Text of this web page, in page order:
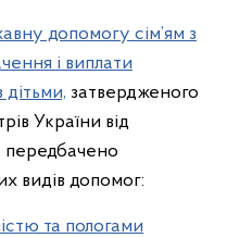
допомогу сім’ям з
і виплати
дітьми, затвердженого
України від
передбачено
видів допомог:
та пологами